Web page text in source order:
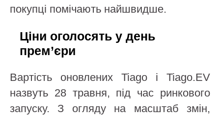
покупці помічають найшвидше.
Ціни оголосять у день
прем’єри
Вартість оновлених Tiago і Tiago.EV
назвуть 28 травня, під час ринкового
запуску. З огляду на масштаб змін,